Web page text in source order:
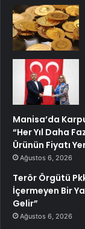
Manisa’da
“Her Yıl Daha
Ürünün Fiyatı
Ağustos 6, 2026
Terör Örgütü
İçermeyen Bir
Gelir”
Ağustos 6, 2026